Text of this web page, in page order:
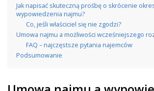
Jak napisać skuteczną prośbę o skrócenie
wypowiedzenia najmu?
Co, jeśli właściciel się nie zgodzi?
Umowa najmu a możliwości wcześniejszego
FAQ – najczęstsze pytania najemców
Podsumowanie